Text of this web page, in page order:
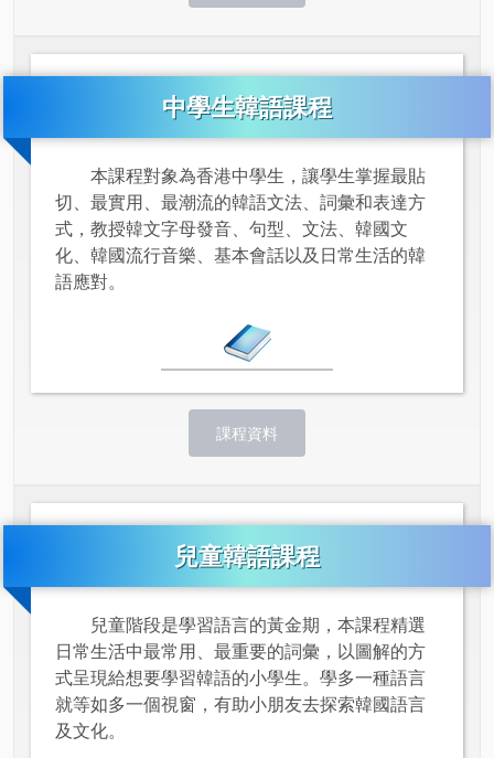
中學生韓語課程
本課程對象為香港中學生，讓學生掌握最貼
切、最實用、最潮流的韓語文法、詞彙和表達方
式，教授韓文字母發音、句型、文法、韓國文
化、韓國流行音樂、基本會話以及日常生活的韓
語應對。
課程資料
兒童韓語課程
兒童階段是學習語言的黃金期，本課程精選
日常生活中最常用、最重要的詞彙，以圖解的方
式呈現給想要學習韓語的小學生。學多一種語言
就等如多一個視窗，有助小朋友去探索韓國語言
及文化。